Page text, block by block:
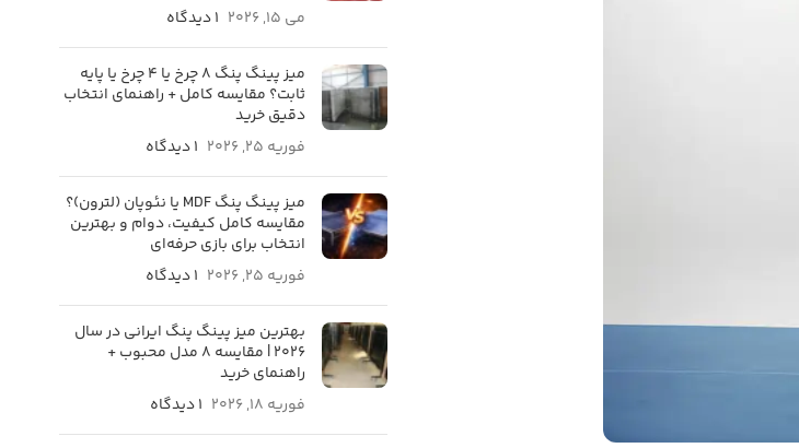
می 15, 2026
۱ دیدگاه
میز پینگ پنگ 8 چرخ یا 4 چرخ یا پایه
ثابت؟ مقایسه کامل + راهنمای انتخاب
دقیق خرید
فوریه 25, 2026
۱ دیدگاه
میز پینگ پنگ MDF یا نئوپان (لترون)؟
مقایسه کامل کیفیت، دوام و بهترین
انتخاب برای بازی حرفه‌ای
فوریه 25, 2026
۱ دیدگاه
بهترین میز پینگ پنگ ایرانی در سال
۲۰۲۶ | مقایسه ۸ مدل محبوب +
راهنمای خرید
فوریه 18, 2026
۱ دیدگاه